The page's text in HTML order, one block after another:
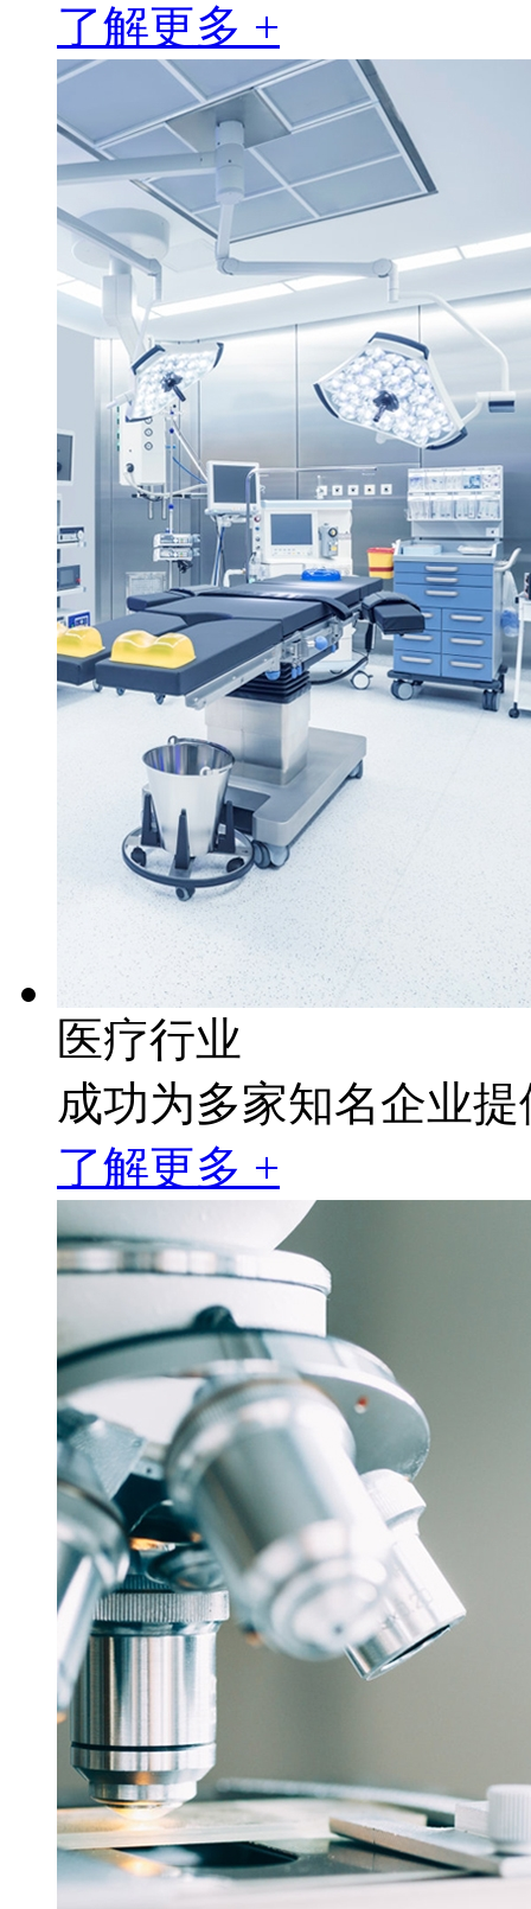
了解更多 +
医疗行业
成功为多家知名企业
了解更多 +